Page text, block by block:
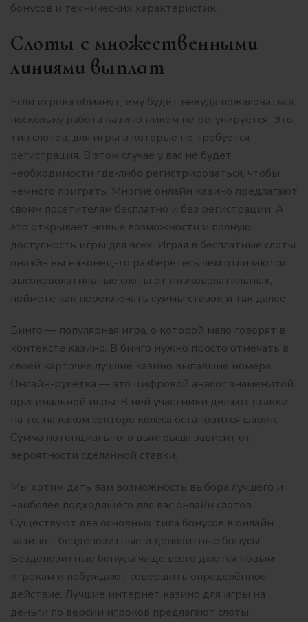
бонусов и технических характеристик.
Слоты с множественными
линиями выплат
Если игрока обманут, ему будет некуда пожаловаться,
поскольку работа казино никем не регулируется. Это
тип слотов, для игры в которые не требуется
регистрация. В этом случае у вас не будет
необходимости где-либо регистрироваться, чтобы
немного поиграть. Многие онлайн казино предлагают
своим посетителям бесплатно и без регистрации. А
это открывает новые возможности и полную
доступность игры для всех. Играя в бесплатные слоты
онлайн вы наконец-то разберетесь чем отличаются
высоковолатильные слоты от низковолатильных,
поймете как переключать суммы ставок и так далее.
Бинго — популярная игра, о которой мало говорят в
контексте казино. В бинго нужно просто отмечать в
своей карточке лучшие казино выпавшие номера.
Онлайн-рулетка — это цифровой аналог знаменитой
оригинальной игры. В ней участники делают ставки
на то, на каком секторе колеса остановится шарик.
Сумма потенциального выигрыша зависит от
вероятности сделанной ставки.
Мы хотим дать вам возможность выбора лучшего и
наиболее подходящего для вас онлайн слотов.
Существуют два основных типа бонусов в онлайн
казино – бездепозитные и депозитные бонусы.
Бездепозитные бонусы чаще всего даются новым
игрокам и побуждают совершить определённое
действие. Лучшие интернет казино для игры на
деньги по версии игроков предлагают слоты